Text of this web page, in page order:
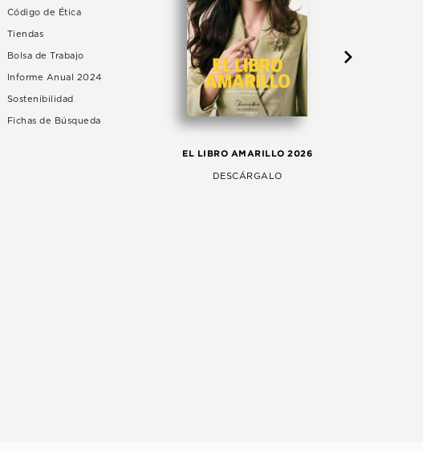
Código de Ética
Tiendas
Bolsa de Trabajo
Informe Anual 2024
Sostenibilidad
Fichas de Búsqueda
EL LIBRO AMARILLO 2026
DESCÁRGALO